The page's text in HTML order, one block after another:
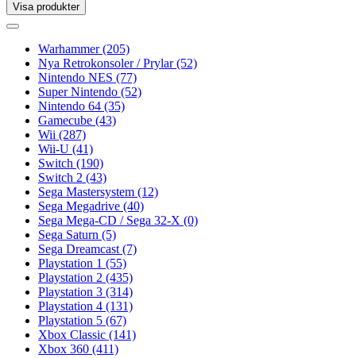
Visa produkter
Toggle
Toggle
navigationWarhammer(205)
Nya Retrokonsoler / Prylar(52)
Nintendo NES (77)
Super Nintendo (52)
Nintendo 64 (35)
Gamecube (43)
Wii (287)
Wii-U (41)
Switch (190)
Switch 2 (43)
Sega Mastersystem (12)
Sega Megadrive (40)
Sega Mega-CD / Sega 32-X (0)
Sega Saturn (5)
Sega Dreamcast (7)
Playstation 1 (55)
Playstation 2 (435)
Playstation 3 (314)
Playstation 4 (131)
Playstation 5 (67)
Xbox Classic (141)
Xbox 360 (411)